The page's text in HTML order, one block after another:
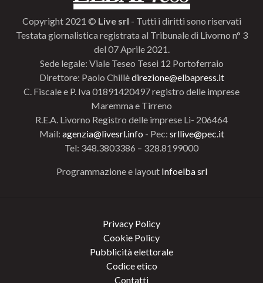
Copyright 2021 © Live srl - Tutti i diritti sono riservati
Testata giornalistica registrata al Tribunale di Livorno n° 3
del 07 Aprile 2021.
Sede legale: Viale Teseo Tesei 12 Portoferraio
Direttore: Paolo Chillèdirezione@elbapress.it
C. Fiscale e P. Iva 01891420497 registro delle imprese
Maremma e Tirreno
R.E.A. Livorno Registro delle imprese Li- 206464
Mail: agenzia@livesrl.info - Pec: srllive@pec.it
Tel: 348.3803386 – 328.8199000
Programmazione e layout Infoelba srl
Privacy Policy
Cookie Policy
Pubblicità elettorale
Codice etico
Contatti